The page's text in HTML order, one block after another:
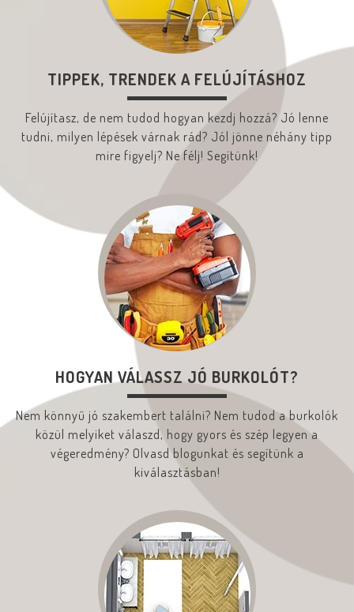
TIPPEK, TRENDEK A FELÚJÍTÁSHOZ
Felújítasz, de nem tudod hogyan kezdj hozzá? Jó lenne
tudni, milyen lépések várnak rád? Jól jönne néhány tipp
mire figyelj? Ne félj! Segítünk!
HOGYAN VÁLASSZ JÓ BURKOLÓT?
Nem könnyű jó szakembert találni? Nem tudod a burkolók
közül melyiket válaszd, hogy gyors és szép legyen a
végeredmény? Olvasd blogunkat és segítünk a
kiválasztásban!